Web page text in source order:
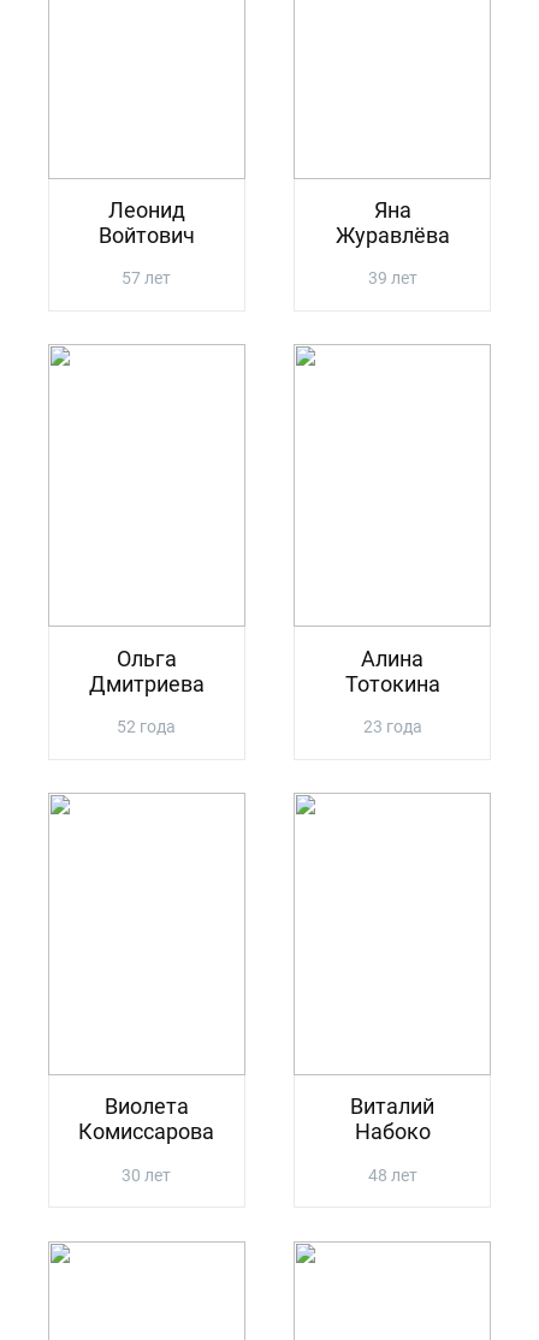
Леонид
Войтович
57 лет
Яна
Журавлёва
39 лет
Ольга
Дмитриева
52 года
Алина
Тотокина
23 года
Виолета
Комиссарова
30 лет
Виталий
Набоко
48 лет